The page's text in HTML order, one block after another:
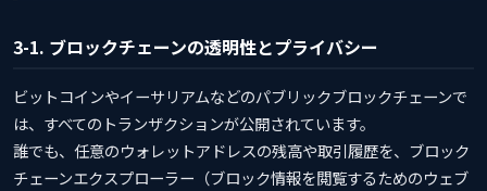
3-1. ブロックチェーンの透明性とプライバシー
ビットコインやイーサリアムなどのパブリックブロックチェーンで
は、すべてのトランザクションが公開されています。
誰でも、任意のウォレットアドレスの残高や取引履歴を、ブロック
チェーンエクスプローラー（ブロック情報を閲覧するためのウェブ